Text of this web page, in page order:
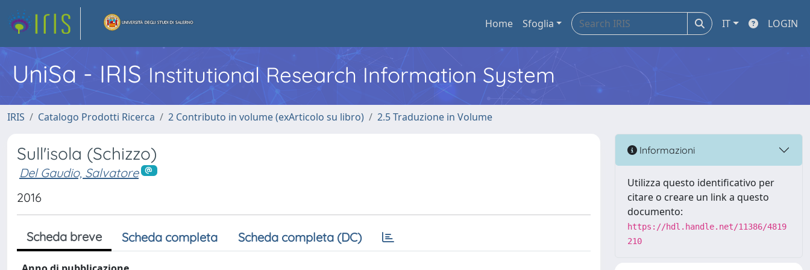
Home Sfoglia IT LOGIN
UniSa - IRIS Institutional Research Information System
IRIS Catalogo Prodotti Ricerca 2 Contributo in volume (exArticolo su libro) 2.5 Traduzione in Volume
Sull'isola (Schizzo)
Del Gaudio, Salvatore
2016
Scheda breve Scheda completa Scheda completa (DC)
Informazioni
Utilizza questo identificativo per
citare o creare un link a questo
documento:
https://hdl.handle.net/11386/4819
210